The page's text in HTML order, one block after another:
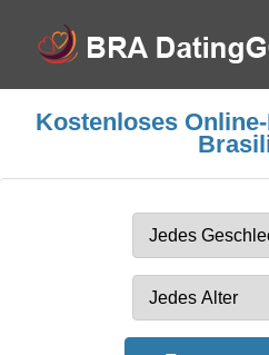
Kostenloses